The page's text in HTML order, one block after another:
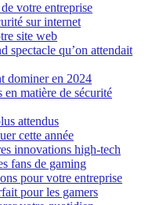
votre entreprise
sur internet
site web
spectacle qu’on attendait
dominer en 2024
en matière de sécurité
attendus
cette année
innovations high-tech
fans de gaming
pour votre entreprise
pour les gamers